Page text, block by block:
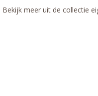
Bekijk meer uit de collectie